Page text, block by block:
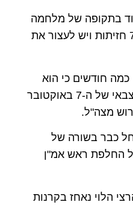
בתקופה של מלחמה
שבה נמצאת ישראל מול 7 חזיתות ויש לעצור את
חודשים כי הוא
נושא באחריות לכישלון הצבאי של ה-7 באוקטובר
מצה"ל.
כבר בשורה של
החלפת ראש אמ"ן
הלוי נאחז בקרנות